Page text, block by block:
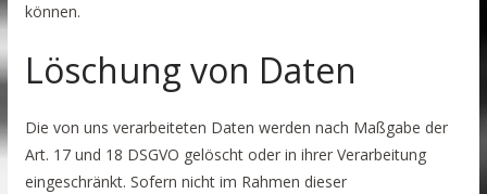
können.
Löschung von Daten
Die von uns verarbeiteten Daten werden nach Maßgabe der
Art. 17 und 18 DSGVO gelöscht oder in ihrer Verarbeitung
eingeschränkt. Sofern nicht im Rahmen dieser